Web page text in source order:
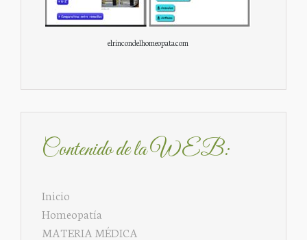
elrincondelhomeopata.com
Contenido de la WEB:
Inicio
Homeopatía
MATERIA MÉDICA